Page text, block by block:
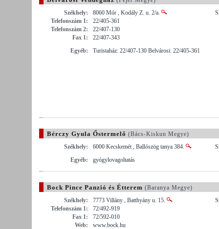
Székhely:
8060 Mór , Kodály Z. u. 2/a.
Telefonszám 1:
22/405-361
Telefonszám 2:
22/407-130
Fax 1:
22/407-343
Egyéb:
Turistaház: 22/407-130 Belvárosi: 22/405-361
Bérczy Gyula Őstermelő (Bács-Kiskun Megye)
Székhely:
6000 Kecskemét , Ballószög tanya 384.
Egyéb:
gyógylovagoltatás
Bock Pince Panzió és Étterem (Baranya Megye)
Székhely:
7773 Villány , Batthyány u. 15.
Telefonszám 1:
72/492-919
Fax 1:
72/592-010
Web:
www.bock.hu